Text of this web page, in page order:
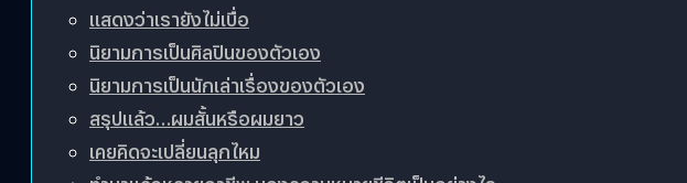
แสดงว่าเรายังไม่เบื่อ
นิยามการเป็นศิลปินของตัวเอง
นิยามการเป็นนักเล่าเรื่องของตัวเอง
สรุปแล้ว…ผมสั้นหรือผมยาว
เคยคิดจะเปลี่ยนลุกไหม